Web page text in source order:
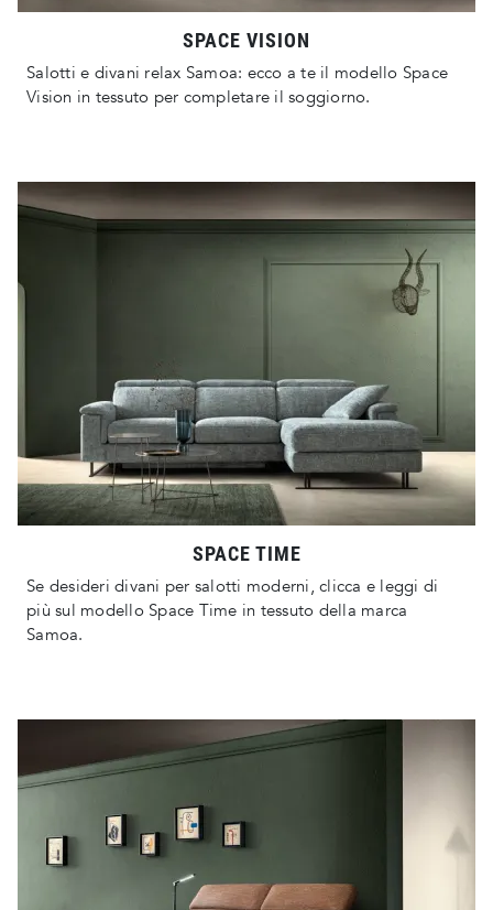
SPACE VISION
Salotti e divani relax Samoa: ecco a te il modello Space
Vision in tessuto per completare il soggiorno.
SPACE TIME
Se desideri divani per salotti moderni, clicca e leggi di
più sul modello Space Time in tessuto della marca
Samoa.